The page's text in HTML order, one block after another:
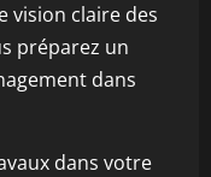
vision claire des
préparez un
dans
dans votre